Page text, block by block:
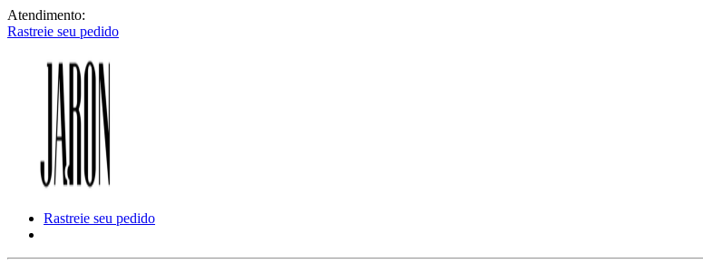
Atendimento:
Rastreie seu pedido
Rastreie seu pedido